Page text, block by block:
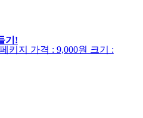
기!
지 가격 : 9,000원 크기 :